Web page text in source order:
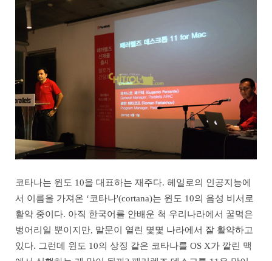
코타나는 윈도 10을 대표하는 재주다. 헤일로의 인공지능에
서 이름을 가져온 ‘코타나'(cortana)는 윈도 10의 음성 비서로
활약 중이다. 아직 한국어를 안배운 척 우리나라에서 꿀먹은
벙어리일 뿐이지만, 말문이 열린 몇몇 나라에서 잘 활약하고
있다. 그런데 윈도 10의 상징 같은 코타나를 OS X가 깔린 맥